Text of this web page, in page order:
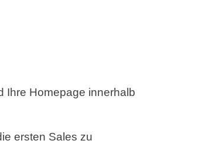
Ihre Homepage innerhalb
ersten Sales zu